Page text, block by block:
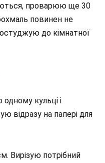
проварюю ще 30
повинен не
до кімнатної
одному кульці і
відразу на папері для
Вирізую потрібний